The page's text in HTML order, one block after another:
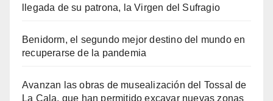
llegada de su patrona, la Virgen del Sufragio
Benidorm, el segundo mejor destino del mundo en
recuperarse de la pandemia
Avanzan las obras de musealización del Tossal de
La Cala, que han permitido excavar nuevas zonas